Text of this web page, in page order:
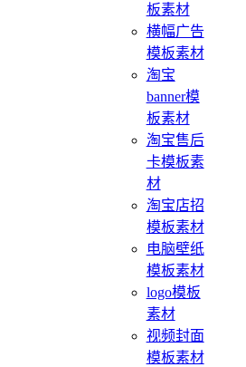
板素材
横幅广告
模板素材
淘宝
banner模
板素材
淘宝售后
卡模板素
材
淘宝店招
模板素材
电脑壁纸
模板素材
logo模板
素材
视频封面
模板素材